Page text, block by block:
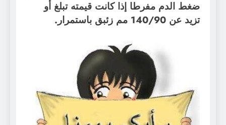
ضغط الدم مفرطا إذا كانت قيمته تبلغ أو
تزيد عن 140/90 مم زئبق باستمرار.